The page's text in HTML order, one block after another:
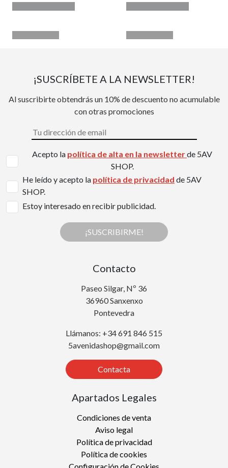
¡SUSCRÍBETE A LA NEWSLETTER!
Al suscribirte obtendrás un 10% de descuento no acumulable
con otras promociones
Acepto la política de alta en la newsletterde 5AV
SHOP.
He leído y acepto la política de privacidad de 5AV
SHOP.
Estoy interesado en recibir publicidad.
¡SUSCRIBIRME!
Contacto
Paseo Silgar, Nº 36
36960 Sanxenxo
Pontevedra
Llámanos: +34 691 846 515
5avenidashop@gmail.com
Contacta
Apartados Legales
Condiciones de venta
Aviso legal
Política de privacidad
Política de cookies
Configuración de Cookies